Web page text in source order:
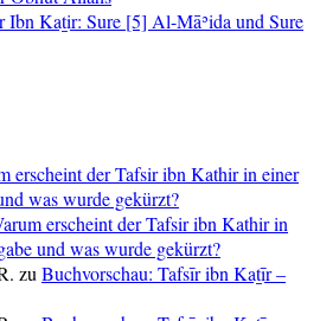
Ibn Kaṯir: Sure [5] Al-Māʾida und Sure
erscheint der Tafsir ibn Kathir in einer
was wurde gekürzt?
erscheint der Tafsir ibn Kathir in
und was wurde gekürzt?
zu Buchvorschau: Tafsīr ibn Kaṯīr –